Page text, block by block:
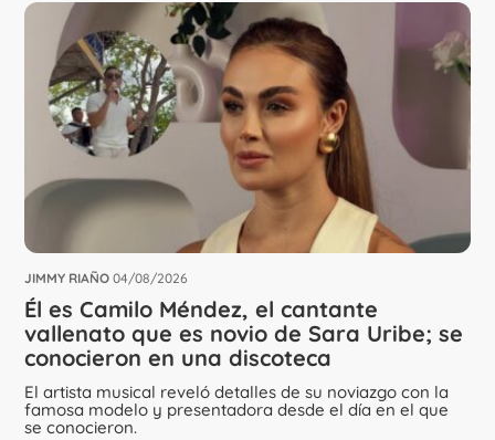
JIMMY RIAÑO 04/08/2026
Él es Camilo Méndez, el cantante
vallenato que es novio de Sara Uribe; se
conocieron en una discoteca
El artista musical reveló detalles de su noviazgo con la
famosa modelo y presentadora desde el día en el que
se conocieron.